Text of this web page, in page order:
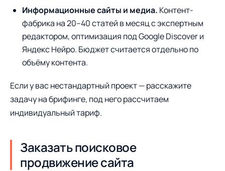
Информационные сайты и медиа. Контент-
фабрика на 20–40 статей в месяц с экспертным
редактором, оптимизация под Google Discover и
Яндекс Нейро. Бюджет считается отдельно по
объёму контента.
Если у вас нестандартный проект — расскажите
задачу на брифинге, под него рассчитаем
индивидуальный тариф.
Заказать поисковое
продвижение сайта